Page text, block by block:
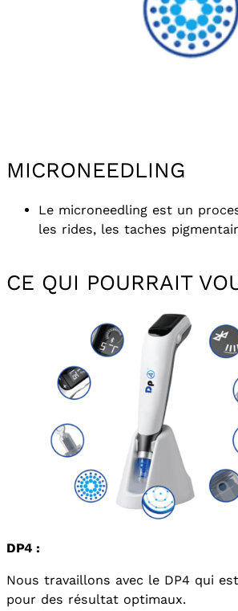
MICRONEEDLING
Le microneedling est un
les rides, les taches
CE QUI POURRAIT
DP4 :
Nous travaillons avec le DP4 qui
pour des résultat optimaux.